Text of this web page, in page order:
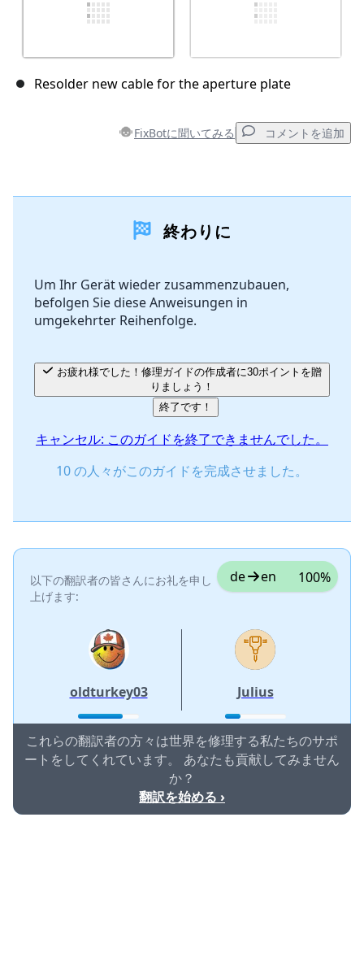
Resolder new cable for the aperture plate
FixBotに聞いてみる コメントを追加
キャンセル コメントを投稿
終わりに
Um Ihr Gerät wieder zusammenzubauen,
befolgen Sie diese Anweisungen in
umgekehrter Reihenfolge.
りましょう！
終了です！
キャンセル: このガイドを終了できませんでした。
10 の人々がこのガイドを完成させました。
以下の翻訳者の皆さんにお礼を申し
上げます:
de en 100%
oldturkey03 Julius
これらの翻訳者の方々は世界を修理する私たちのサポ
ートをしてくれています。 あなたも貢献してみません
か？
翻訳を始める ›